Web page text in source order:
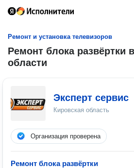
Ремонт и установка телевизоров
Ремонт блока развёртки
области
Эксперт сервис
Кировская область
Организация проверена
Ремонт блока развёртки